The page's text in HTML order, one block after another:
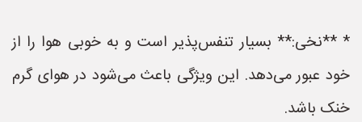
* **نخی:** بسیار تنفس‌پذیر است و به خوبی هوا را از
خود عبور می‌دهد. این ویژگی باعث می‌شود در هوای گرم
خنک باشد.